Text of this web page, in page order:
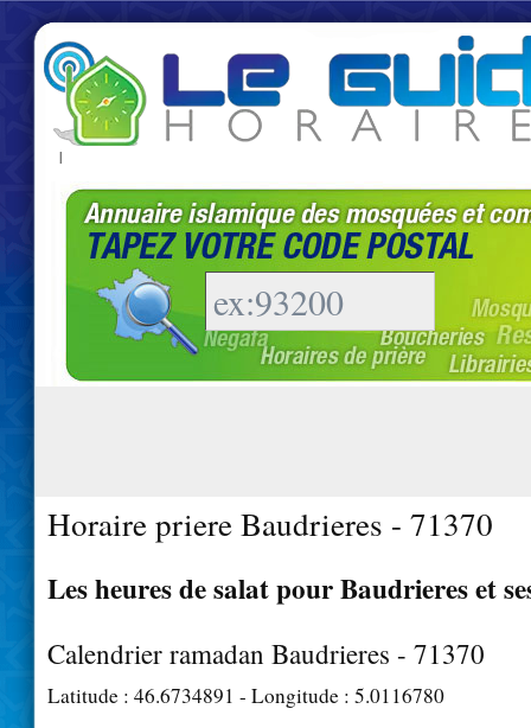
|
Horaire priere Baudrieres - 71370
Les heures de salat pour Baudrieres et
Calendrier ramadan Baudrieres - 71370
Latitude : 46.6734891 - Longitude : 5.0116780